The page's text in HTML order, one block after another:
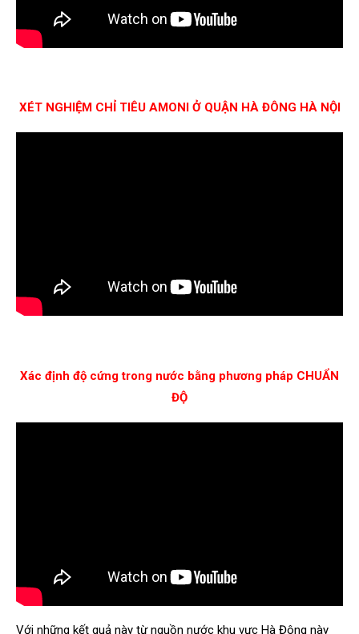
XÉT NGHIỆM CHỈ TIÊU AMONI Ở QUẬN HÀ ĐÔNG HÀ NỘI
Xác định độ cứng trong nước bằng phương pháp CHUẨN
ĐỘ
Với những kết quả này từ nguồn nước khu vực Hà Đông này